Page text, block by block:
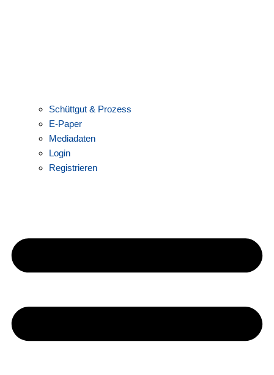
Schüttgut & Prozess
E-Paper
Mediadaten
Login
Registrieren